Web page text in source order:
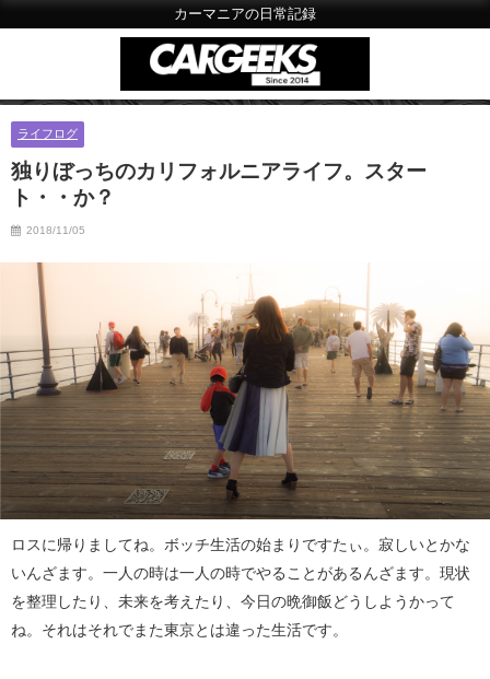
カーマニアの日常記録
ライフログ
独りぼっちのカリフォルニアライフ。スター
ト・・か？
2018/11/05
ロスに帰りましてね。ボッチ生活の始まりですたぃ。寂しいとかな
いんざます。一人の時は一人の時でやることがあるんざます。現状
を整理したり、未来を考えたり、今日の晩御飯どうしようかって
ね。それはそれでまた東京とは違った生活です。